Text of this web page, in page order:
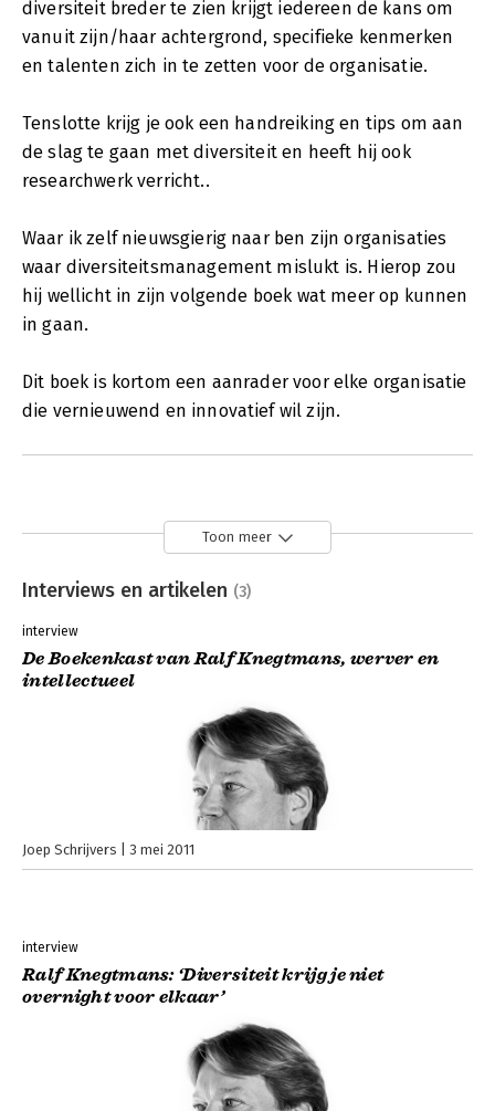
diversiteit breder te zien krijgt iedereen de kans om
vanuit zijn/haar achtergrond, specifieke kenmerken
en talenten zich in te zetten voor de organisatie.
Tenslotte krijg je ook een handreiking en tips om aan
de slag te gaan met diversiteit en heeft hij ook
researchwerk verricht..
Waar ik zelf nieuwsgierig naar ben zijn organisaties
waar diversiteitsmanagement mislukt is. Hierop zou
hij wellicht in zijn volgende boek wat meer op kunnen
in gaan.
Dit boek is kortom een aanrader voor elke organisatie
die vernieuwend en innovatief wil zijn.
Toon meer
Interviews en artikelen (3)
interview
De Boekenkast van Ralf Knegtmans, werver en
intellectueel
Joep Schrijvers 3 mei 2011
interview
Ralf Knegtmans: ‘Diversiteit krijg je niet
overnight voor elkaar’